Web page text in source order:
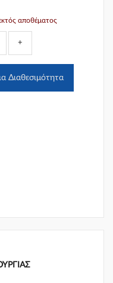
αποθέματος
+
Διαθεσιμότητα